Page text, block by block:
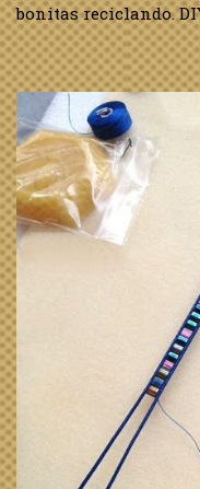
bonitas reciclando.